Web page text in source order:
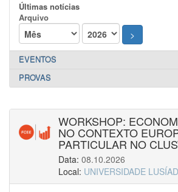
Últimas notícias
Arquivo
>
EVENTOS
PROVAS
WORKSHOP:
NO CONTEXTO
PARTICULAR NO
Data: 08.10.2026
Local: UNIVERSIDADE